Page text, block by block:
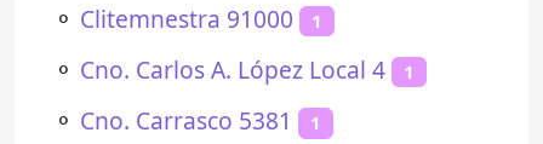
⚬ Clitemnestra 91000 1
⚬ Cno. Carlos A. López Local 4 1
⚬ Cno. Carrasco 5381 1